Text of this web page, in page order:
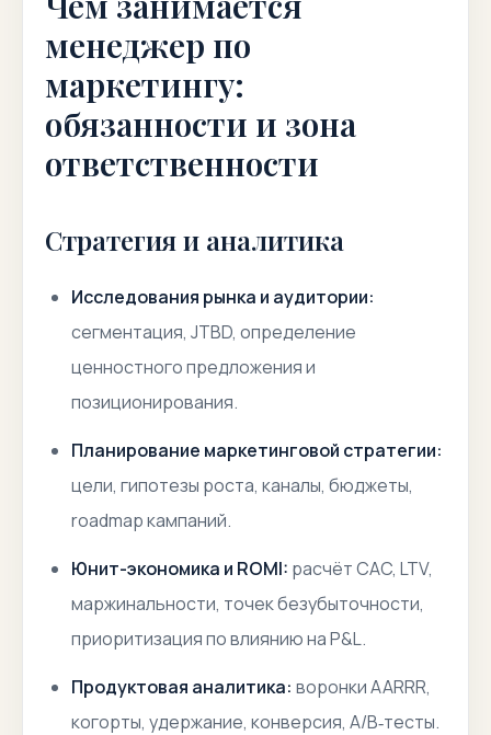
менеджер по
маркетингу:
обязанности и зона
ответственности
Стратегия и аналитика
Исследования рынка и аудитории:
сегментация, JTBD, определение
ценностного предложения и
позиционирования.
Планирование маркетинговой стратегии:
цели, гипотезы роста, каналы, бюджеты,
roadmap кампаний.
Юнит-экономика и ROMI: расчёт CAC, LTV,
маржинальности, точек безубыточности,
приоритизация по влиянию на P&L.
Продуктовая аналитика: воронки AARRR,
когорты, удержание, конверсия, A/B‑тесты.